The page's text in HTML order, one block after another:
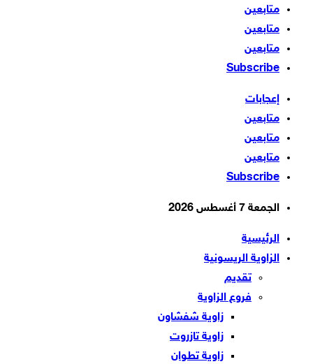
متابعين
متابعين
متابعين
Subscribe
إعجابات
متابعين
متابعين
متابعين
Subscribe
الجمعة 7 أغسطس 2026
الرئيسية
الزاوية الريسونية
تقديم
فروع الزاوية
زاوية شفشاون
زاوية تازروت
زاوية تطوان